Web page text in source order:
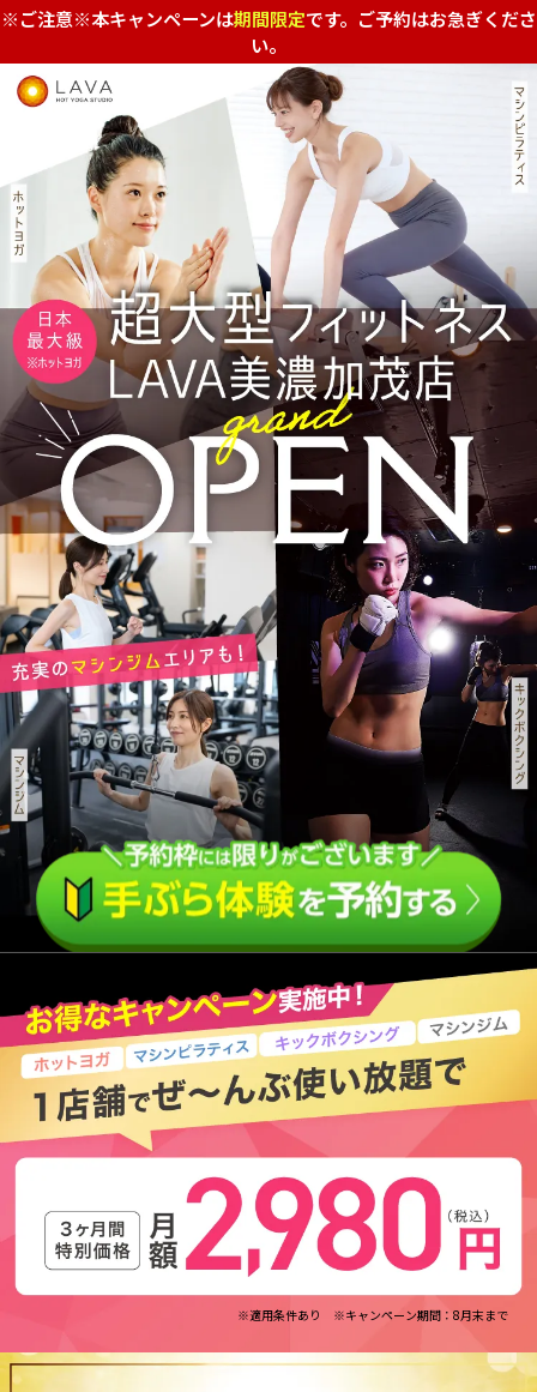
※ご注意※本キャンペーンは期間限定です。ご予約はお急ぎくださ
い。
※適用条件あり ※キャンペーン期間：8月末まで